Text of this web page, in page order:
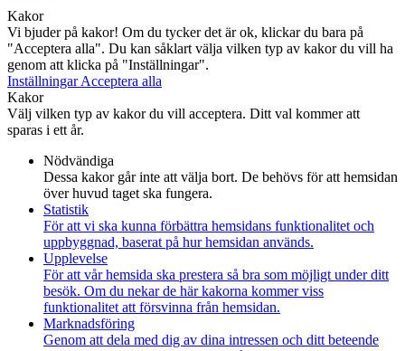
Kakor
Vi bjuder på kakor! Om du tycker det är ok, klickar du bara på
"Acceptera alla". Du kan såklart välja vilken typ av kakor du vill ha
genom att klicka på "Inställningar".
InställningarAcceptera alla
Kakor
Välj vilken typ av kakor du vill acceptera. Ditt val kommer att
sparas i ett år.
Nödvändiga
Dessa kakor går inte att välja bort. De behövs för att hemsidan
över huvud taget ska fungera.
Statistik
För att vi ska kunna förbättra hemsidans funktionalitet och
uppbyggnad, baserat på hur hemsidan används.
Upplevelse
För att vår hemsida ska prestera så bra som möjligt under ditt
besök. Om du nekar de här kakorna kommer viss
funktionalitet att försvinna från hemsidan.
Marknadsföring
Genom att dela med dig av dina intressen och ditt beteende